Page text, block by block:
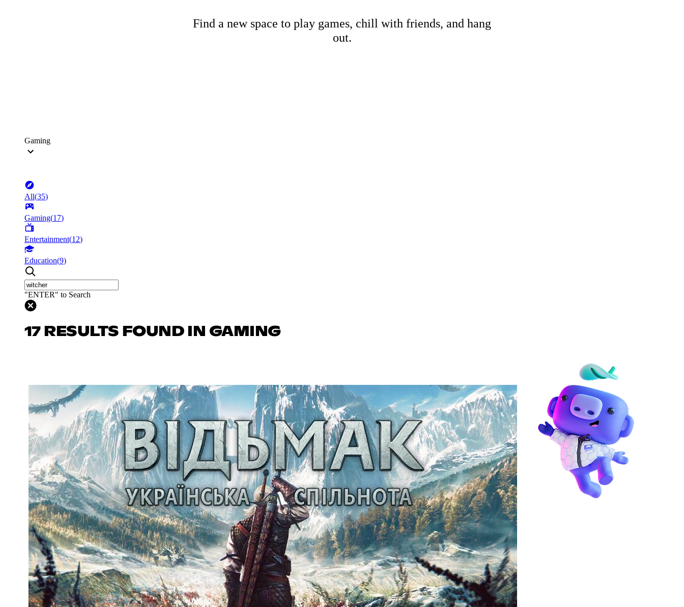
Find a new space to play games, chill with friends, and hang
out.
Gaming
All(35)
Gaming(17)
Entertainment(12)
Education(9)
"ENTER" to Search
17 RESULTS FOUND IN GAMING